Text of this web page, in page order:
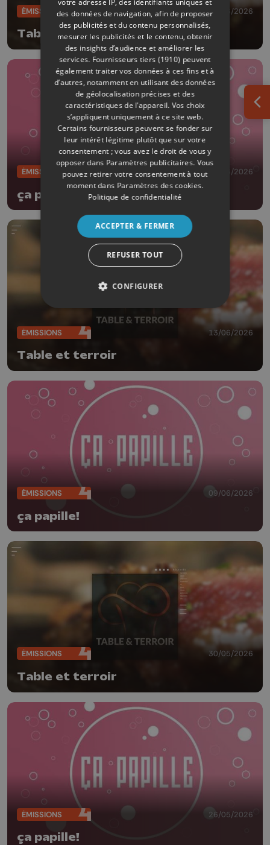
ÉMISSIONS 27/06/2026
Table et terroir
ÉMISSIONS 23/06/2026
ça papille!
ÉMISSIONS 13/06/2026
Table et terroir
ÉMISSIONS 09/06/2026
ça papille!
ÉMISSIONS 30/05/2026
Table et terroir
ÉMISSIONS 26/05/2026
ça papille!
votre adresse IP, des identifiants uniques et
des données de navigation, afin de proposer
des publicités et du contenu personnalisés,
mesurer les publicités et le contenu, obtenir
des insights d’audience et améliorer les
services. Fournisseurs tiers (1910) peuvent
également traiter vos données à ces fins et à
d’autres, notamment en utilisant des données
de géolocalisation précises et des
caractéristiques de l’appareil. Vos choix
s’appliquent uniquement à ce site web.
Certains fournisseurs peuvent se fonder sur
leur intérêt légitime plutôt que sur votre
consentement ; vous avez le droit de vous y
opposer dans Paramètres publicitaires. Vous
pouvez retirer votre consentement à tout
moment dans Paramètres des cookies.
Politique de confidentialité
ACCEPTER & FERMER
REFUSER TOUT
CONFIGURER